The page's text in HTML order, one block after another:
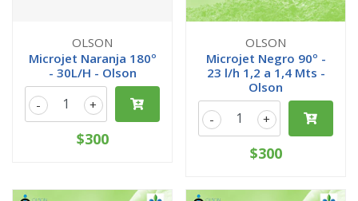
OLSON
Microjet Naranja 180º
- 30L/H - Olson
+
-
$300
OLSON
Microjet Negro 90º -
23 l/h 1,2 a 1,4 Mts -
Olson
+
-
$300